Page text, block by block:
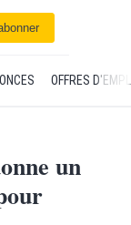
OFFRES
un